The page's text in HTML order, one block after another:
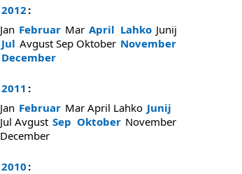
2012 :
Jan Februar Mar April Lahko Junij
Jul Avgust Sep Oktober November
December
2011 :
Jan Februar Mar April Lahko Junij
Jul Avgust Sep Oktober November
December
2010 :